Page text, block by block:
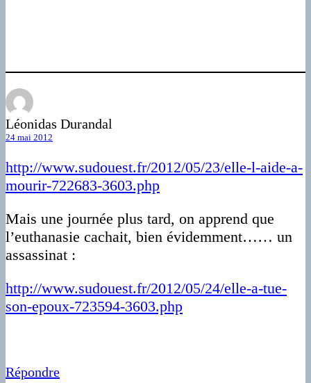
Léonidas Durandal
24 mai 2012
http://www.sudouest.fr/2012/05/23/elle-l-aide-a-
mourir-722683-3603.php
Mais une journée plus tard, on apprend que
l’euthanasie cachait, bien évidemment…… un
assassinat :
http://www.sudouest.fr/2012/05/24/elle-a-tue-
son-epoux-723594-3603.php
Répondre